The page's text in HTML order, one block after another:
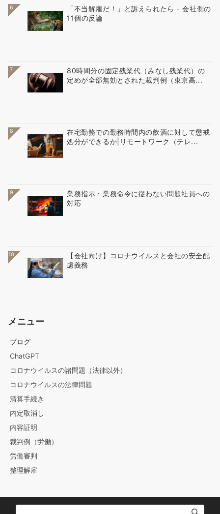
6
「不当解雇だ！」と訴えられたら - 会社側の
11個の反論
7
80時間分の固定残業代（みなし残業代）の
定めが全部無効とされた裁判例（東京高...
8
在宅勤務での勤務時間内の飲酒に対して懲戒
処分ができるか|リモートワーク（テレ...
9
業務指示・業務命令に従わない問題社員への
対応
10
【会社向け】コロナウイルスと会社の安全配
慮義務
メニュー
ブログ
ChatGPT
コロナウイルスの諸問題（法律以外）
コロナウイルスの法律問題
清算手続き
内定取消し
内容証明
裁判例（労働）
労働審判
整理解雇